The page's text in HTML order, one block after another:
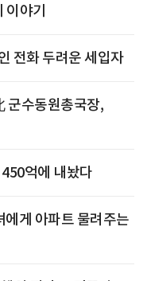
이야기
전화 두려운 세입자
군수동원총국장,
억에 내놨다
게 아파트 물려주는